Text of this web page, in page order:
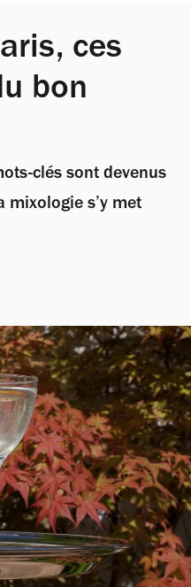
ces
bon
clés sont devenus
s’y met